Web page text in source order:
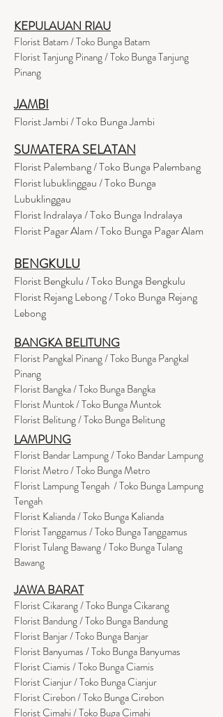
KEPULAUAN RIAU
Florist Batam / Toko Bunga Batam
Florist Tanjung Pinang / Toko Bunga Tanjung
Pinang
JAMBI
Florist Jambi / Toko Bunga Jambi
SUMATERA SELATAN
Florist Palembang / Toko Bunga Palembang
Florist lubuklinggau / Toko Bunga
Lubuklinggau
Florist Indralaya / Toko Bunga Indralaya
Florist Pagar Alam / Toko Bunga Pagar Alam
BENGKULU
Florist Bengkulu / Toko Bunga Bengkulu
Florist Rejang Lebong / Toko Bunga Rejang
Lebong
BANGKA BELITUNG
Florist Pangkal Pinang / Toko Bunga Pangkal
Pinang
Florist Bangka / Toko Bunga Bangka
Florist Muntok / Toko Bunga Muntok
Florist Belitung / Toko Bunga Belitung
LAMPUNG
Florist Bandar Lampung / Toko Bandar Lampung
Florist Metro / Toko Bunga Metro
Florist Lampung Tengah / Toko Bunga Lampung
Tengah
Florist Kalianda / Toko Bunga Kalianda
Florist Tanggamus / Toko Bunga Tanggamus
Florist Tulang Bawang / Toko Bunga Tulang
Bawang
JAWA BARAT
Florist Cikarang/ Toko Bunga Cikarang
Florist Bandung / Toko Bunga Bandung
Florist Banjar / Toko Bunga Banjar
Florist Banyumas / Toko Bunga Banyumas
Florist Ciamis / Toko Bunga Ciamis
Florist Cianjur / Toko Bunga Cianjur
Florist Cirebon / Toko Bunga Cirebon
Florist Cimahi / Toko Buga Cimahi